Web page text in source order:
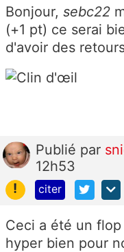
Bonjour, sebc22
(+1 pt) ce serai
d'avoir des
Publié par
12h53
!
citer
Ceci a été un
hyper bien pour